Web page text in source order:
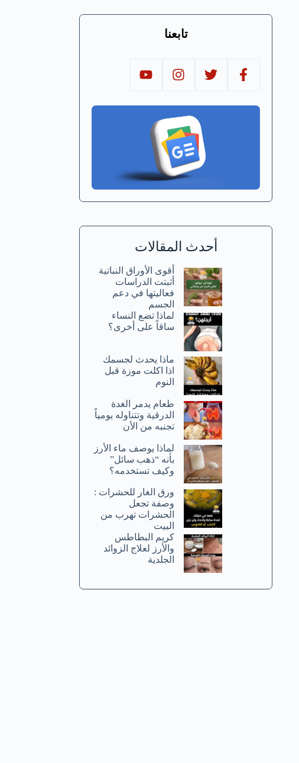
تابعنا
أحدث المقالات
أقوى الأوراق النباتية
أثبتت الدراسات
فعاليتها في دعم
الجسم
لماذا تضع النساء
ساقاً على أخرى؟
ماذا يحدث لجسمك
اذا اكلت موزة قبل
النوم
طعام يدمر الغدة
الدرقية وتتناوله يومياً
تجنبه من الأن
لماذا يوصف ماء الأرز
بأنه “ذهب سائل”
وكيف تستخدمه؟
ورق الغار للحشرات :
وصفة تجعل
الحشرات تهرب من
البيت
كريم البطاطس
والأرز لعلاج الزوائد
الجلدية